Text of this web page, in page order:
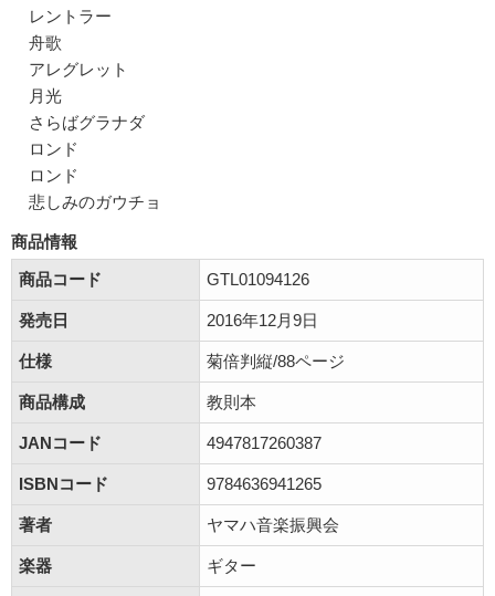
レントラー
舟歌
アレグレット
月光
さらばグラナダ
ロンド
ロンド
悲しみのガウチョ
商品情報
商品コード
GTL01094126
発売日 2016年12月9日
仕様 菊倍判縦/88ページ
商品構成 教則本
JANコード 4947817260387
ISBNコード 9784636941265
著者 ヤマハ音楽振興会
楽器 ギター